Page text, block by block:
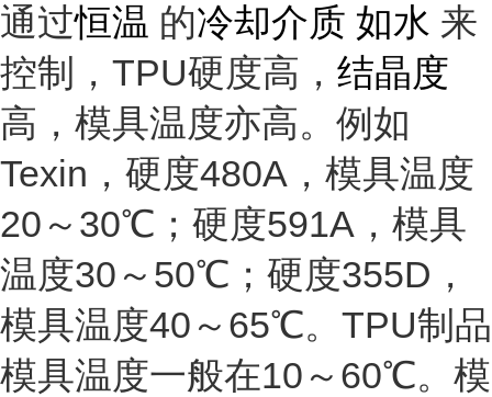
通过恒温 的冷却介质 如水 来
控制，TPU硬度高， 结晶度
高，模具温度亦高。例如
Texin，硬度480A，模具温度
20～30℃；硬度591A，模具
温度30～50℃；硬度355D，
模具温度40～65℃。TPU制品
模具温度一般在10～60℃。模